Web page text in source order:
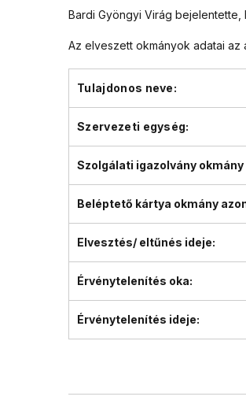
Bardi Gyöngyi Virág bejelentette,
Az elveszett okmányok adatai az
Tulajdonos neve:
Szervezeti egység:
Szolgálati igazolvány
Beléptető kártya okmány
Elvesztés/ eltűnés ideje:
Érvénytelenítés oka:
Érvénytelenítés ideje: